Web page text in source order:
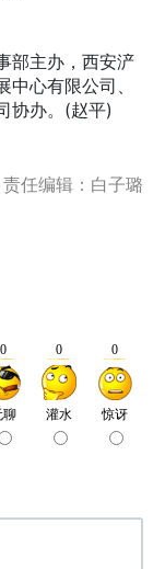
主办，西安浐
心有限公司、
协办。(赵平)
责任编辑：白子璐